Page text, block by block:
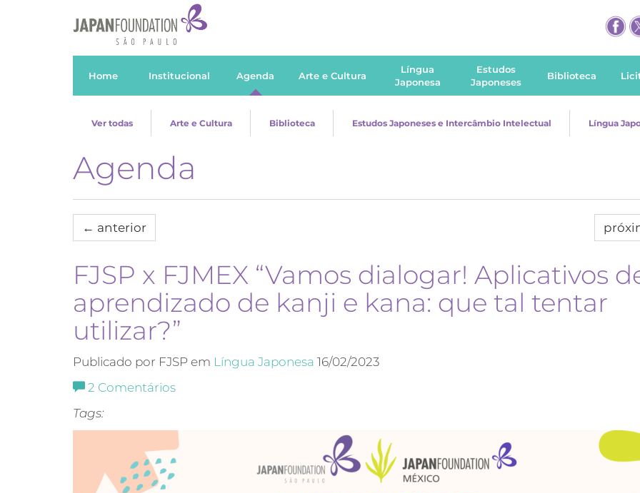
Home Institucional Agenda Arte e Cultura
Língua
Japonesa
Estudos
Japoneses
Biblioteca
Ver todas Arte e Cultura Biblioteca Estudos Japoneses e Intercâmbio Intelectual Língua
Agenda
← anterior
FJSP x FJMEX “Vamos dialogar! Aplicativos
aprendizado de kanji e kana: que tal tentar
utilizar?”
Publicado por FJSP em Língua Japonesa 16/02/2023
2 Comentários
Tags: